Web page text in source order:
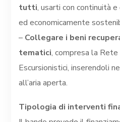
tutti, usarti con continuità
ed economicamente
– Collegare i beni
tematici, compresa la
Escursionistici, inserendoli
all’aria aperta.
Tipologia di interventi